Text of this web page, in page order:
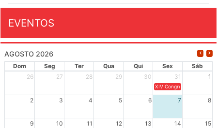
EVENTOS
AGOSTO 2026
Dom Seg Ter Qua Qui Sex
Sáb
26
27 28 29 30 31 1
XIV Congresso Brasileiro
2 3 4 5 6 7 8
9 10 11 12 13 14 15